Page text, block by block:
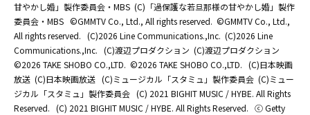
甘やかし婚」製作委員会・MBS (C)「過保護な若旦那様の甘やかし婚」製作
委員会・MBS ©GMMTV Co., Ltd., All rights reserved. ©GMMTV Co., Ltd.,
All rights reserved. (C)2026 Line Communications.,Inc. (C)2026 Line
Communications.,Inc. (C)渡辺プロダクション (C)渡辺プロダクション
©2026 TAKE SHOBO CO.,LTD. ©2026 TAKE SHOBO CO.,LTD. (C)日本映画
放送 (C)日本映画放送 (C)ミュージカル「スタミュ」製作委員会 (C)ミュー
ジカル「スタミュ」製作委員会 (C) 2021 BIGHIT MUSIC / HYBE. All Rights
Reserved. (C) 2021 BIGHIT MUSIC / HYBE. All Rights Reserved. ⓒ Getty